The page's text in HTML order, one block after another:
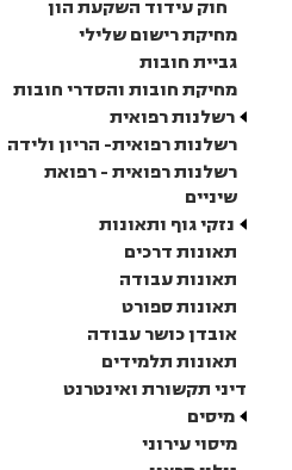
חוק עידוד השקעת הון
מחיקת רישום שלילי
גביית חובות
מחיקת חובות והסדרי חובות
רשלנות רפואית
רשלנות רפואית- הריון ולידה
רשלנות רפואית - רפואת
שיניים
נזקי גוף ותאונות
תאונות דרכים
תאונות עבודה
תאונות ספורט
אובדן כושר עבודה
תאונות תלמידים
דיני תקשורת ואינטרנט
מיסים
מיסוי עירוני